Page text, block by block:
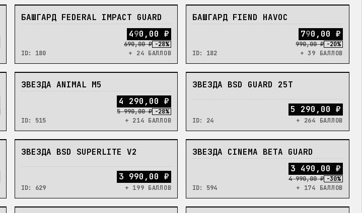
НЕТ
БАШГАРД FEDERAL IMPACT GUARD
ID: 180
490 , 00 ₽
690,00 ₽ -28%
+ 24 БАЛЛОВ
НЕТ
БАШГАРД FIEND HAVOC
ID: 182
790 , 00 ₽
990,00 ₽ -20%
+ 39 БАЛЛОВ
НЕТ
ЗВЕЗДА ANIMAL M5
ID: 515
4 290 , 00 ₽
5 990,00 ₽ -28%
+ 214 БАЛЛОВ
НЕТ
ЗВЕЗДА BSD GUARD 25T
ID: 24
5 290,00 ₽
+ 264 БАЛЛОВ
НЕТ
ЗВЕЗДА BSD SUPERLITE V2
ID: 629
3 990,00 ₽
+ 199 БАЛЛОВ
НЕТ
ЗВЕЗДА CINEMA BETA GUARD
ID: 594
3 490 , 00 ₽
4 990,00 ₽ -30%
+ 174 БАЛЛОВ